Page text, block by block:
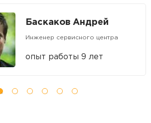
Баскаков Андрей
Инженер сервисного центра
опыт работы 9 лет